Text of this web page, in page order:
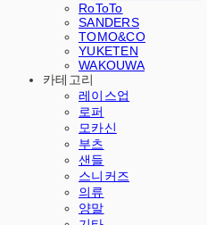
RoToTo
SANDERS
TOMO&CO
YUKETEN
WAKOUWA
카테고리
레이스업
로퍼
모카신
부츠
샌들
스니커즈
의류
양말